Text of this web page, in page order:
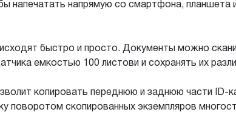
напечатать напрямую со смартфона, планшета
быстро и просто. Документы можно
емкостью 100 листови и сохранять их
копировать переднюю и заднюю части ID-
поворотом скопированных экземпляров